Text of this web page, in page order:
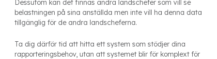
Dessutom kan det finnas andra landschefer som vill se
belastningen på sina anställda men inte vill ha denna data
tillgänglig för de andra landscheferna.
Ta dig därför tid att hitta ett system som stödjer dina
rapporteringsbehov, utan att systemet blir för komplext för